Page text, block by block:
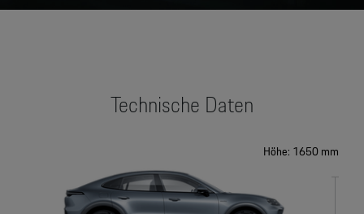
Technische Daten
Höhe: 1650 mm